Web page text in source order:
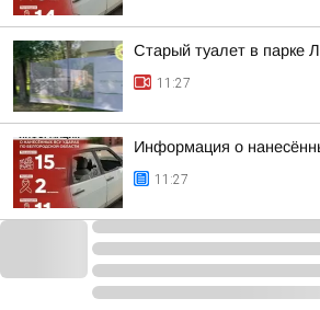
Старый туалет в парке
11:27
Информация о
11:27